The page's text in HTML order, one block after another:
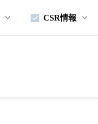
CSR情報